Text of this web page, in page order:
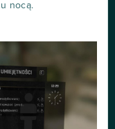
nocą.